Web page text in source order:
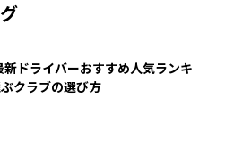
新ドライバーおすすめ人気ランキ
クラブの選び方